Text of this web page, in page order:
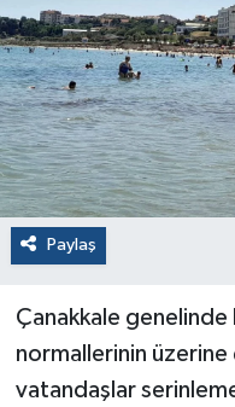
Paylaş
Çanakkale genelinde
normallerinin üzerine
vatandaşlar